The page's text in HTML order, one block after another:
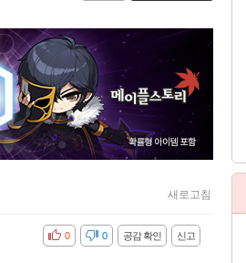
새로고침
신고
공감 확인
비공감 0
0